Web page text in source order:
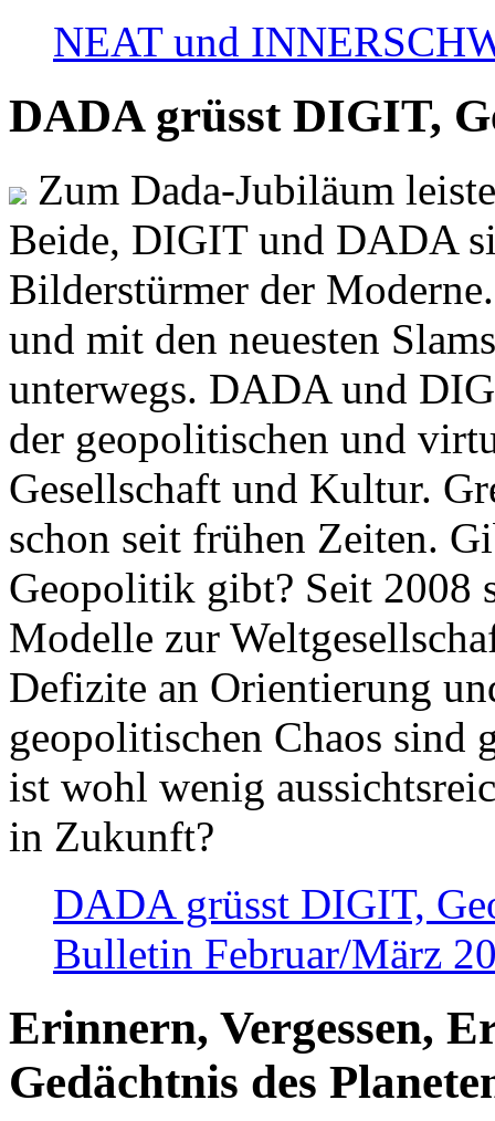
NEAT und
DADA grüsst DIGIT,
Zum Dada-Jubiläum
Beide, DIGIT und DADA
Bilderstürmer der
und mit den neuesten
unterwegs. DADA und
der geopolitischen und
Gesellschaft und Kultur.
schon seit frühen Zeiten.
Geopolitik gibt? Seit 2008
Modelle zur
Defizite an Orientierung
geopolitischen Chaos sind
ist wohl wenig
in Zukunft?
DADA grüsst DIGIT,
Bulletin Februar/März
Erinnern, Vergessen,
Gedächtnis des